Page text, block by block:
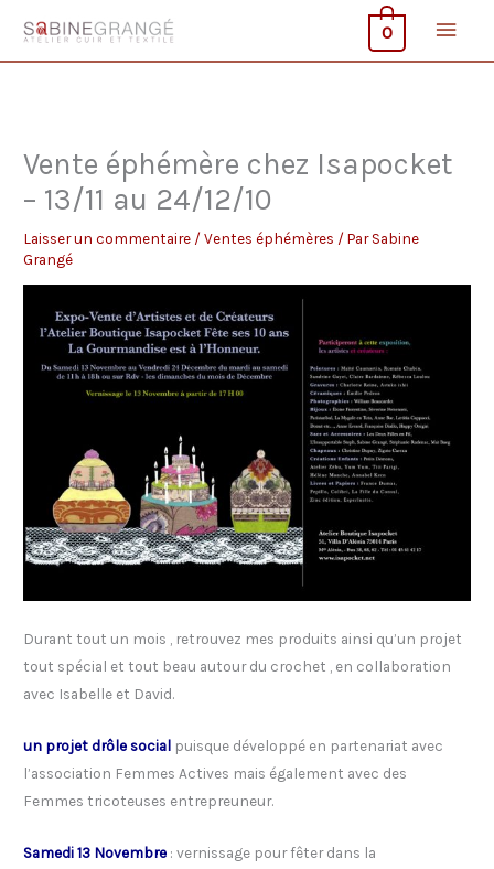
contenu
0
Vente éphémère chez Isapocket
– 13/11 au 24/12/10
Laisser un commentaire /Ventes éphémères / ParSabine
Grangé
Durant tout un mois , retrouvez mes produits ainsi qu’un projet
tout spécial et tout beau autour du crochet , en collaboration
avec Isabelle et David.
un projet drôle social puisque développé en partenariat avec
l’association Femmes Actives mais également avec des
Femmes tricoteuses entrepreuneur.
Samedi 13 Novembre : vernissage pour fêter dans la